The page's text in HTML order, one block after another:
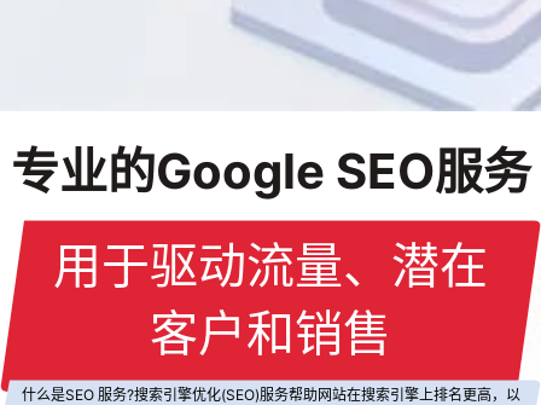
专业的Google SEO服务
用于驱动流量、潜在
客户和销售
什么是SEO 服务?搜索引擎优化(SEO)服务帮助网站在搜索引擎上排名更高，以